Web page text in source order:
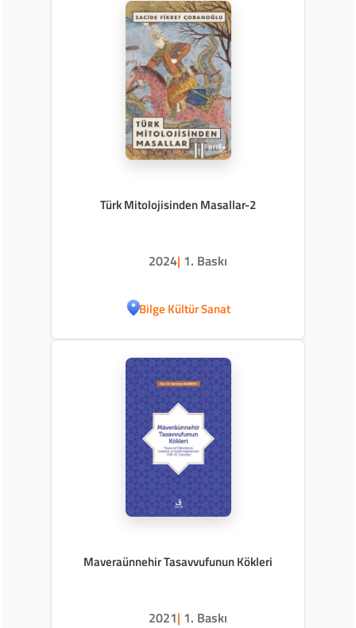
Türk Mitolojisinden Masallar-2
2024| 1. Baskı
Bilge Kültür Sanat
Maveraünnehir Tasavvufunun Kökleri
2021| 1. Baskı